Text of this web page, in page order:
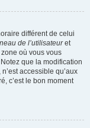
différent de celui
de l’utilisateuret
où vous vous
que la modification
accessible qu’aux
c’est le bon moment